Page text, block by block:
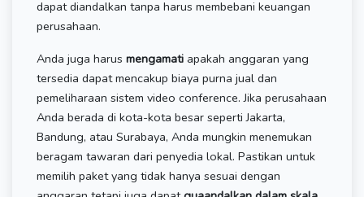
dapat diandalkan tanpa harus membebani keuangan
perusahaan.
Anda juga harus mengamati apakah anggaran yang
tersedia dapat mencakup biaya purna jual dan
pemeliharaan sistem video conference. Jika perusahaan
Anda berada di kota-kota besar seperti Jakarta,
Bandung, atau Surabaya, Anda mungkin menemukan
beragam tawaran dari penyedia lokal. Pastikan untuk
memilih paket yang tidak hanya sesuai dengan